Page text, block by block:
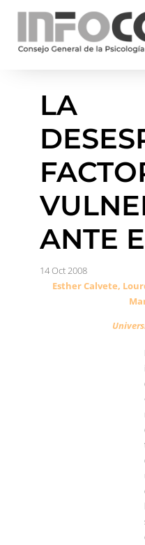
LA
ANTE
14 Oct 2008
Esther Calvete,